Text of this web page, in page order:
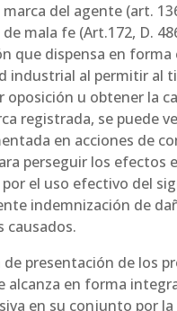
del agente (art.
mala fe (Art.172, D.
que dispensa en forma
industrial al permitir al
oposición u obtener la
registrada, se puede
en acciones de
perseguir los efectos
el uso efectivo del
indemnización de
causados.
de presentación de los
alcanza en forma
en su conjunto por